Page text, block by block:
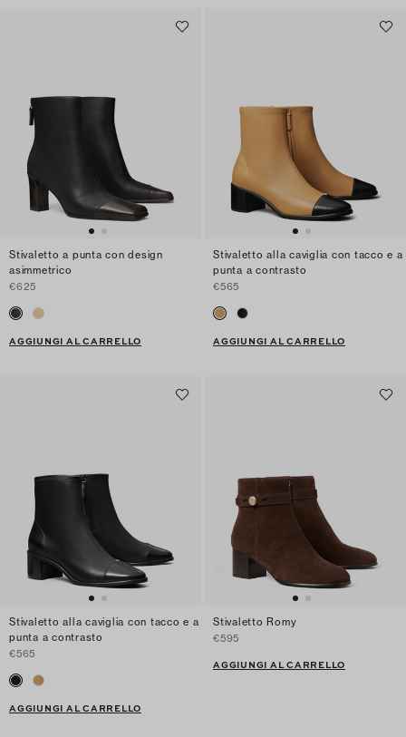
Stivaletto a punta con design
asimmetrico
€625
AGGIUNGI AL CARRELLO
Stivaletto alla caviglia con tacco e a
punta a contrasto
€565
AGGIUNGI AL CARRELLO
Stivaletto alla caviglia con tacco e a
punta a contrasto
€565
AGGIUNGI AL CARRELLO
Stivaletto Romy
€595
AGGIUNGI AL CARRELLO